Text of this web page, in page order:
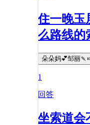
住一晚玉
么路线的
朵朵妈💕邹丽
1
回答
坐索道会